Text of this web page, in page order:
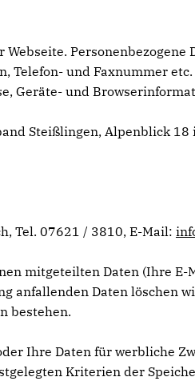
Personenbezogene
Telefon- und Faxnummer
Geräte- und
Steißlingen, Alpenblick
Tel. 07621 / 3810, E-Mail:
mitgeteilten Daten (Ihre E-
anfallenden Daten löschen
bestehen.
Ihre Daten für werbliche
Kriterien der